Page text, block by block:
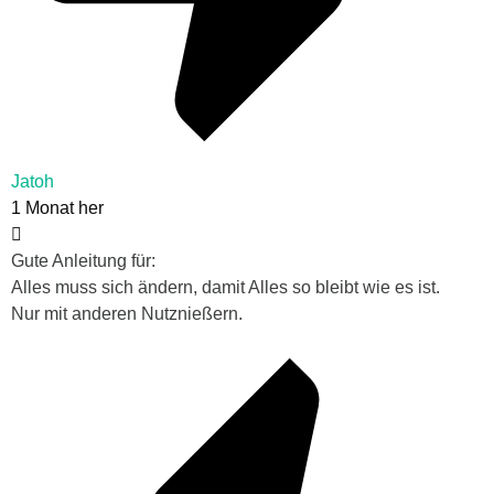
Jatoh
1 Monat her
Gute Anleitung für:
Alles muss sich ändern, damit Alles so bleibt wie es ist.
Nur mit anderen Nutznießern.